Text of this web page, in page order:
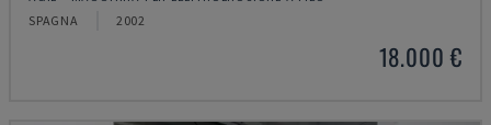
SPAGNA 2002
18.000 €